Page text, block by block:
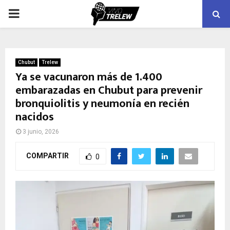
PRIMARY
Chubut Trelew
Ya se vacunaron más de 1.400
embarazadas en Chubut para prevenir
bronquiolitis y neumonía en recién
nacidos
3 junio, 2026
COMPARTIR 0